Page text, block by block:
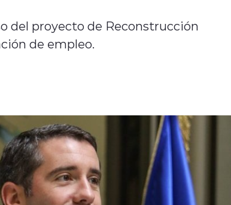
del proyecto de Reconstrucción
de empleo.